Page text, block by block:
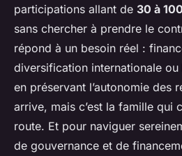
participations allant de 30 à
sans chercher à prendre le
répond à un besoin réel :
diversification internationale
en préservant l’autonomie des
arrive, mais c’est la famille qui
route. Et pour naviguer
de gouvernance et de